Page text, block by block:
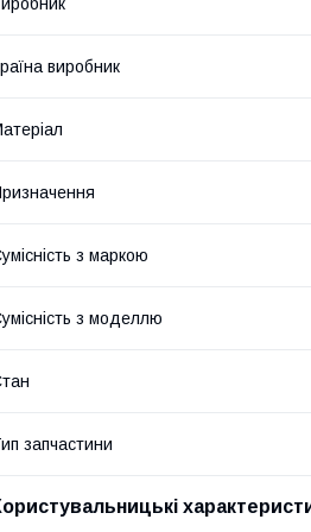
виробник
з маркою
з моделлю
запчастини